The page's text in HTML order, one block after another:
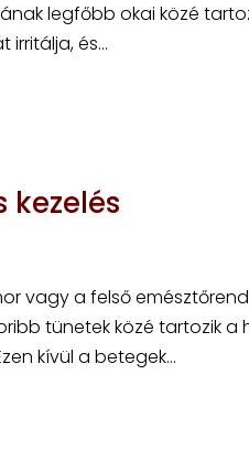
legfőbb okai közé
és...
kezelés
vagy a felső
tünetek közé tartozik a
kívül a betegek...